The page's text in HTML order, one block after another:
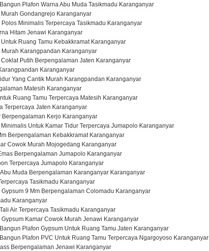
Plafon Warna Abu Muda Tasikmadu Karanganyar
Gondangrejo Karanganyar
Minimalis Terpercaya Tasikmadu Karanganyar
Hitam Jenawi Karanganyar
Ruang Tamu Kebakkramat Karanganyar
Murah Karangpandan Karanganyar
Putih Berpengalaman Jaten Karanganyar
Karanganyar
Yang Cantik Murah Karangpandan Karanganyar
Matesih Karanganyar
Ruang Tamu Terpercaya Matesih Karanganyar
Terpercaya Jaten Karanganyar
Berpengalaman Kerjo Karanganyar
Untuk Kamar Tidur Terpercaya Jumapolo Karanganyar
Berpengalaman Kebakkramat Karanganyar
Cowok Murah Mojogedang Karanganyar
Berpengalaman Jumapolo Karanganyar
Terpercaya Jumapolo Karanganyar
Muda Berpengalaman Karanganyar Karanganyar
Tasikmadu Karanganyar
9 Mm Berpengalaman Colomadu Karanganyar
Karanganyar
Air Terpercaya Tasikmadu Karanganyar
Kamar Cowok Murah Jenawi Karanganyar
Plafon Gypsum Untuk Ruang Tamu Jaten Karanganyar
Plafon PVC Untuk Ruang Tamu Terpercaya Ngargoyoso Karanganyar
Berpengalaman Jenawi Karanganyar